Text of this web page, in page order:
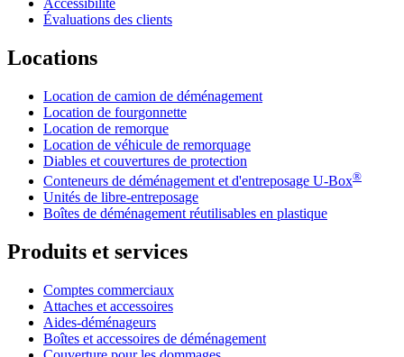
Accessibilité
Évaluations des clients
Locations
Location de camion de déménagement
Location de fourgonnette
Location de remorque
Location de véhicule de remorquage
Diables et couvertures de protection
Conteneurs de déménagement et d'entreposage U-Box®
Unités de libre-entreposage
Boîtes de déménagement réutilisables en plastique
Produits et services
Comptes commerciaux
Attaches et accessoires
Aides-déménageurs
Boîtes et accessoires de déménagement